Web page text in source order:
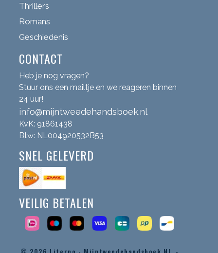
Thrillers
Romans
Geschiedenis
CONTACT
Heb je nog vragen?
Stuur ons een mailtje en we reageren binnen
24 uur!
info@mijntweedehandsboek.nl
KvK: 91861438
Btw: NL004920532B53
SNEL GELEVERD
VEILIG BETALEN